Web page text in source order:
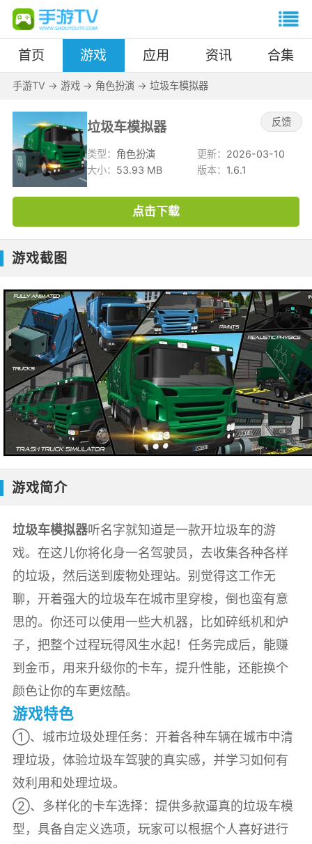
首页 游戏 应用 资讯 合集
手游TV -> 游戏-> 角色扮演-> 垃圾车模拟器
垃圾车模拟器 反馈
类型： 角色扮演 更新： 2026-03-10
大小： 53.93 MB 版本： 1.6.1
点击下载
游戏截图
游戏简介
垃圾车模拟器听名字就知道是一款开垃圾车的游
戏。在这儿你将化身一名驾驶员，去收集各种各样
的垃圾，然后送到废物处理站。别觉得这工作无
聊，开着强大的垃圾车在城市里穿梭，倒也蛮有意
思的。你还可以使用一些大机器，比如碎纸机和炉
子，把整个过程玩得风生水起！任务完成后，能赚
到金币，用来升级你的卡车，提升性能，还能换个
颜色让你的车更炫酷。
游戏特色
①、城市垃圾处理任务：开着各种车辆在城市中清
理垃圾，体验垃圾车驾驶的真实感，并学习如何有
效利用和处理垃圾。
②、多样化的卡车选择：提供多款逼真的垃圾车模
型，具备自定义选项，玩家可以根据个人喜好进行